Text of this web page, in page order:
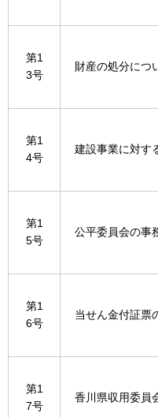
第1
3号
財産の処分につ
第1
4号
建設事業に対す
第1
5号
公平委員会の事
第1
6号
当せん金付証票
第1
7号
香川県収用委員